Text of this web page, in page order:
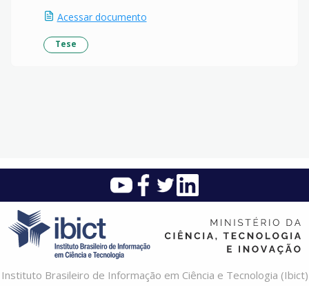
Acessar documento
Tese
Instituto Brasileiro de Informação em Ciência e Tecnologia (Ibict)